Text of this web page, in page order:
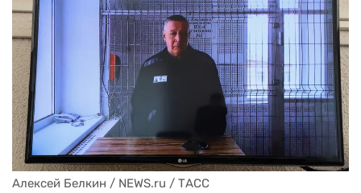
Алексей Белкин / NEWS.ru / ТАСС